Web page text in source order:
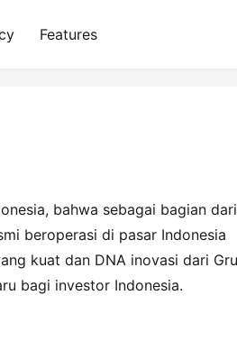
Features
bahwa sebagai bagian dari
beroperasi di pasar Indonesia
kuat dan DNA inovasi dari
bagi investor Indonesia.